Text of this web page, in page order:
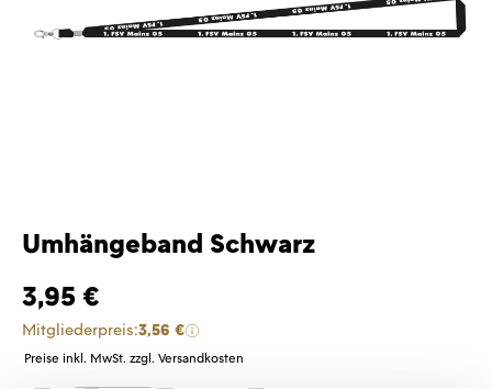
Umhängeband Schwarz
3,95 €
Mitgliederpreis:3,56 €
Preise inkl. MwSt. zzgl. Versandkosten